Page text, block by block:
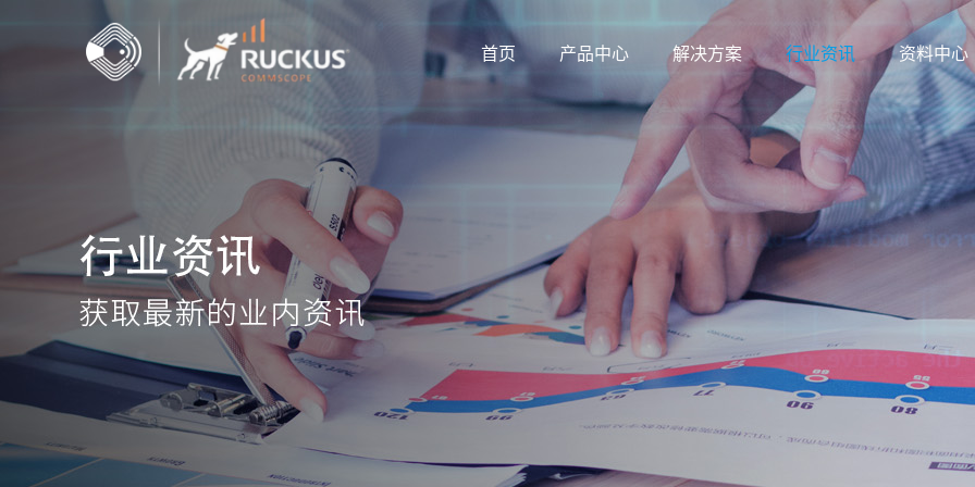
首页 产品中心 解决方案 行业资讯 资料中心